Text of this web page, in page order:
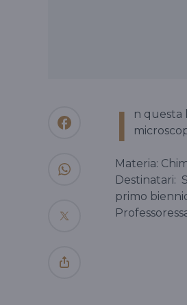
I
n questa
Materia:
Destinatari:
primo